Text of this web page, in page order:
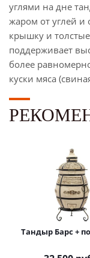
углями на дне
жаром от углей
крышку и
поддерживает
более
куски мяса
Тандыр Барс +